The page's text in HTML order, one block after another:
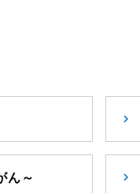
ん～